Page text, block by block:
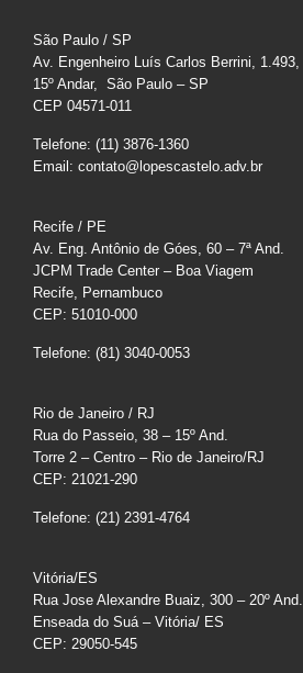
São Paulo / SP
Av. Engenheiro Luís Carlos Berrini, 1.493,
15º Andar, São Paulo – SP
CEP 04571-011
Telefone: (11) 3876-1360
Email: contato@lopescastelo.adv.br
Recife / PE
Av. Eng. Antônio de Góes, 60 – 7ª And.
JCPM Trade Center – Boa Viagem
Recife, Pernambuco
CEP: 51010-000
Telefone: (81) 3040-0053
Rio de Janeiro / RJ
Rua do Passeio, 38 – 15º And.
Torre 2 – Centro – Rio de Janeiro/RJ
CEP: 21021-290
Telefone: (21) 2391-4764
Vitória/ES
Rua Jose Alexandre Buaiz, 300 – 20º And.
Enseada do Suá – Vitória/ ES
CEP: 29050-545